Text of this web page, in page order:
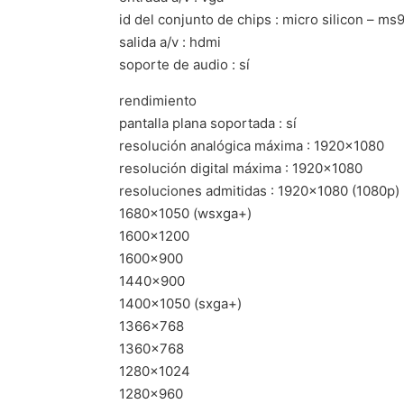
id del conjunto de chips : micro silicon –
salida a/v : hdmi
soporte de audio : sí
rendimiento
pantalla plana soportada : sí
resolución analógica máxima : 1920×1080
resolución digital máxima : 1920×1080
resoluciones admitidas : 1920×1080 (1080p)
1680×1050 (wsxga+)
1600×1200
1600×900
1440×900
1400×1050 (sxga+)
1366×768
1360×768
1280×1024
1280×960